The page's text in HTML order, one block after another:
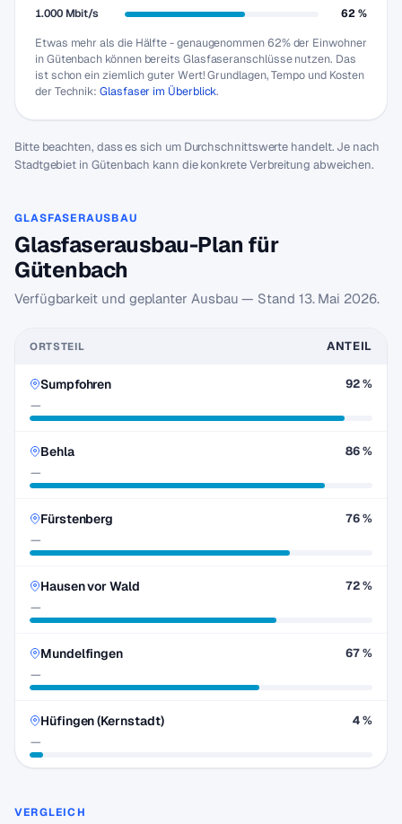
1.000 Mbit/s
62 %
Etwas mehr als die Hälfte - genaugenommen 62% der Einwohner
in Gütenbach können bereits Glasfaseranschlüsse nutzen. Das
ist schon ein ziemlich guter Wert! Grundlagen, Tempo und Kosten
der Technik:Glasfaser im Überblick.
Bitte beachten, dass es sich um Durchschnittswerte handelt. Je nach
Stadtgebiet in Gütenbach kann die konkrete Verbreitung abweichen.
GLASFASERAUSBAU
Glasfaserausbau-Plan für
Gütenbach
Verfügbarkeit und geplanter Ausbau — Stand 13. Mai 2026.
ORTSTEIL ANTEIL
Sumpfohren
—
92 %
Behla
—
86 %
Fürstenberg
—
76 %
Hausen vor Wald
—
72 %
Mundelfingen
—
67 %
Hüfingen (Kernstadt)
—
4 %
VERGLEICH